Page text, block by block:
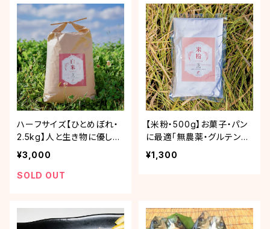
ハーフサイズ【ひとめぼれ・
2.5kg】人と生き物に優しい
ふゆみずたんぽ米「R6年産
ひとめぼれ」
¥3,000
SOLD OUT
【米粉・500g】お菓子・パン
に最適「無農薬・グルテンフ
リー米粉」
¥1,300